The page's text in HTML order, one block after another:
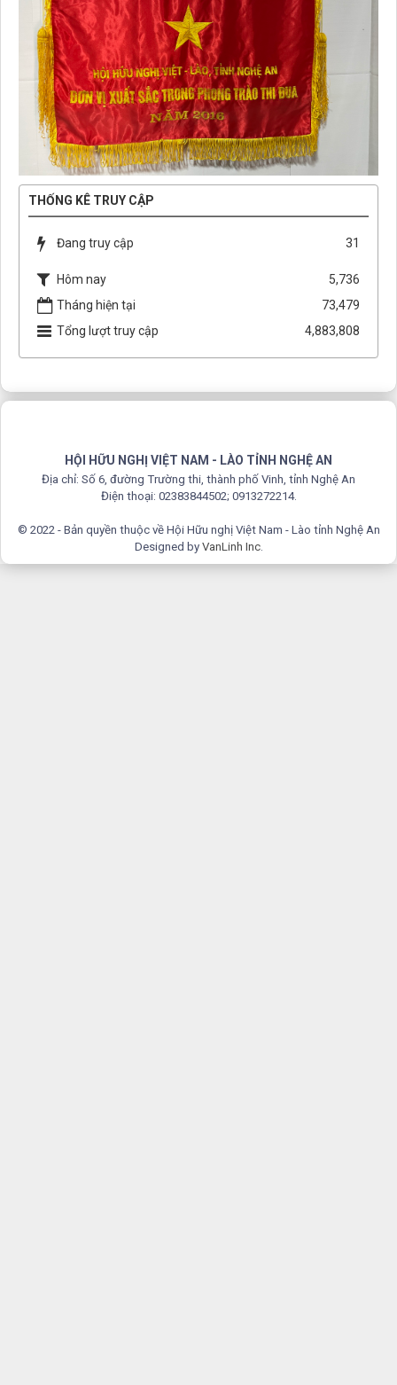
THỐNG KÊ TRUY CẬP
Đang truy cập 31
Hôm nay
5,736
Tháng hiện tại
73,479
Tổng lượt truy cập
4,883,808
HỘI HỮU NGHỊ VIỆT NAM - LÀO TỈNH NGHỆ AN
Địa chỉ: Số 6, đường Trường thi, thành phố Vinh, tỉnh Nghệ An
Điện thoại: 02383844502; 0913272214.
© 2022 - Bản quyền thuộc về Hội Hữu nghị Việt Nam - Lào tỉnh Nghệ An
Designed by VanLinh Inc.